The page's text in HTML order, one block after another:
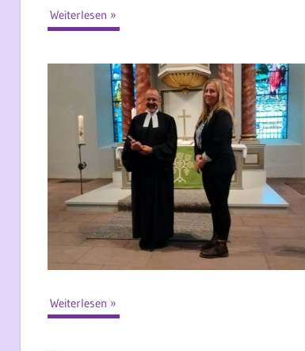
Weiterlesen
Weiterlesen